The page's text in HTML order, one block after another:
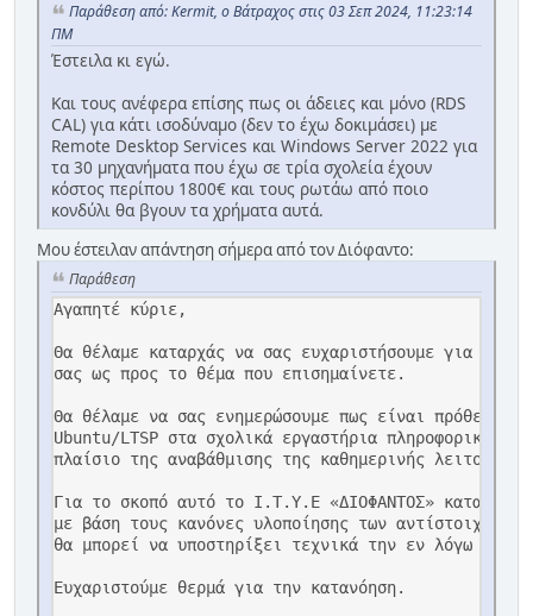
Παράθεση από: Kermit, ο Βάτραχος στις 03 Σεπ 2024, 11:23:14
ΠΜ
Έστειλα κι εγώ.
Και τους ανέφερα επίσης πως οι άδειες και μόνο (RDS
CAL) για κάτι ισοδύναμο (δεν το έχω δοκιμάσει) με
Remote Desktop Services και Windows Server 2022 για
τα 30 μηχανήματα που έχω σε τρία σχολεία έχουν
κόστος περίπου 1800€ και τους ρωτάω από ποιο
κονδύλι θα βγουν τα χρήματα αυτά.
Μου έστειλαν απάντηση σήμερα από τον Διόφαντο:
Παράθεση
Αγαπητέ κύριε,
Θα θέλαμε καταρχάς να σας ευχαριστήσουμε για την
σας ως προς το θέμα που επισημαίνετε.
Θα θέλαμε να σας ενημερώσουμε πως είναι πρόθεση
Ubuntu/LTSP στα σχολικά εργαστήρια πληροφορικής,
πλαίσιο της αναβάθμισης της καθημερινής
Για το σκοπό αυτό το Ι.Τ.Υ.Ε «ΔΙΟΦΑΝΤΟΣ»
με βάση τους κανόνες υλοποίησης των αντίστοιχων
θα μπορεί να υποστηρίξει τεχνικά την εν λόγω
Ευχαριστούμε θερμά για την κατανόηση.